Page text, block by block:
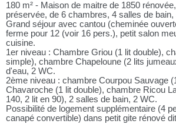
180 m² - Maison de maitre de 1850
préservée, de 6 chambres, 4 salles de bain,
Grand séjour avec cantou (cheminée
ferme pour 12 (voir 16 pers.), petit salon
cuisine.
1er niveau : Chambre Griou (1 lit double),
simple), chambre Chapeloune (2 lits
d'eau, 2 WC.
2ème niveau : chambre Courpou Sauvage
Chavaroche (1 lit double), chambre Ricou
140, 2 lit en 90), 2 salles de bain, 2 WC.
Possibilité de logement supplémentaire (4
canapé convertible) dans petit gite rénové